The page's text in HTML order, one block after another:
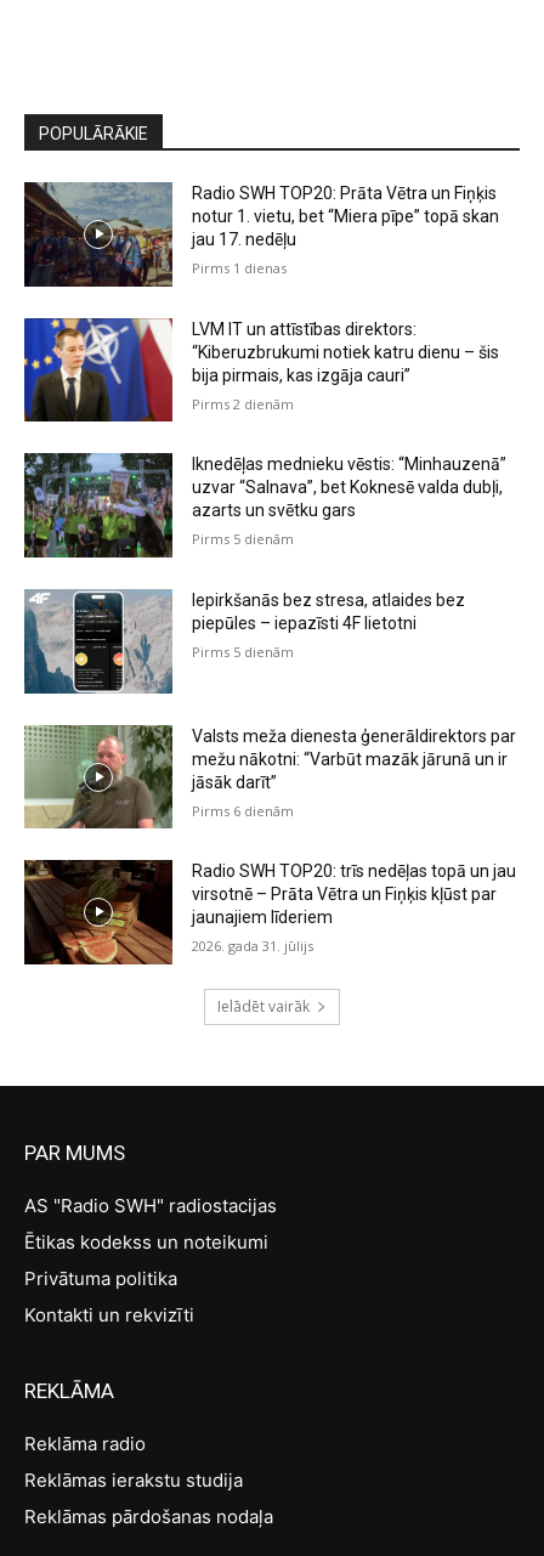
POPULĀRĀKIE
Radio SWH TOP20: Prāta Vētra un Fiņķis
notur 1. vietu, bet “Miera pīpe” topā skan
jau 17. nedēļu
Pirms 1 dienas
LVM IT un attīstības direktors:
“Kiberuzbrukumi notiek katru dienu – šis
bija pirmais, kas izgāja cauri”
Pirms 2 dienām
Iknedēļas mednieku vēstis: “Minhauzenā”
uzvar “Salnava”, bet Koknesē valda dubļi,
azarts un svētku gars
Pirms 5 dienām
Iepirkšanās bez stresa, atlaides bez
piepūles – iepazīsti 4F lietotni
Pirms 5 dienām
Valsts meža dienesta ģenerāldirektors par
mežu nākotni: “Varbūt mazāk jārunā un ir
jāsāk darīt”
Pirms 6 dienām
Radio SWH TOP20: trīs nedēļas topā un jau
virsotnē – Prāta Vētra un Fiņķis kļūst par
jaunajiem līderiem
2026. gada 31. jūlijs
Ielādēt vairāk
PAR MUMS
AS "Radio SWH" radiostacijas
Ētikas kodekss un noteikumi
Privātuma politika
Kontakti un rekvizīti
REKLĀMA
Reklāma radio
Reklāmas ierakstu studija
Reklāmas pārdošanas nodaļa